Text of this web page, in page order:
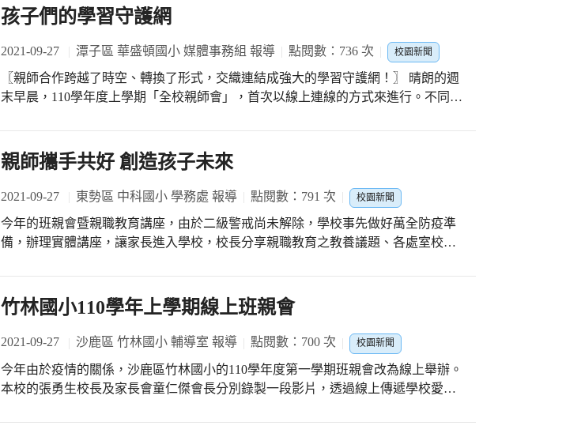
少手碰觸食物、隔板內進食，讓入選班級實作領獎勵，利用果菜園收成的桑葚，製
熱分裝，鮮嚐果漿甜蜜滋味和搭上不一樣的畫龍點睛的脆糙米球有層次又營養的口
感，讓孩子回味無窮! 感謝觀樹、主任老師們協助，班級踴躍的投件，讓校園食農氛
圍濃厚，地景更好更美!
名，指導老師陳子翔 狂賀~本校6年2班曾筱妤同學榮獲臺中市語文競賽初賽--寫字第
三名，指導老師洪英惠、湯琪瑩 狂賀~本校6年4班游涵如同學榮獲臺中市語文競賽
初賽--作文第四名，指導老師張瓊文 狂賀~本校6年5班莊吏程同學榮獲臺中市語文競
賽初賽--閩南語情境式演說第二名，指導老師童惠湘 狂賀~本校6年5班楊紫琳同學榮
獲臺中市語文競賽初賽--閩南語朗讀第二名，指導老師童惠湘 西屯國小榮獲團體獎
第6區第5名，進入複賽的選手們請繼續加油：) #感謝各項比賽指導老師 #感謝競賽
孩子們的學習守護網
2021-09-27 潭子區 華盛頓國小 媒體事務組 報導 點閱數：736 次 校園新聞
〖親師合作跨越了時空、轉換了形式，交織連結成強大的學習守護網！〗 晴朗的週
末早晨，110學年度上學期「全校親師會」，首次以線上連線的方式來進行。不同於
感謝老師們的用心呈現、家長們的線上配合，讓華小引以為傲的親師合作，又創下
了另一個見證歷史、締造奇蹟的重要時刻。
親師攜手共好 創造孩子未來
2021-09-27 東勢區 中科國小 學務處 報導 點閱數：791 次 校園新聞
今年的班親會暨親職教育講座，由於二級警戒尚未解除，學校事先做好萬全防疫準
備，辦理實體講座，讓家長進入學校，校長分享親職教育之教養議題、各處室校務
有效發揮親職教育功能。 這一次邀請扯鈴達人-鄭湧蒼老師到學校進行親職教育講
座，首先他透過精彩動人的扯鈴表演，高超的技巧、精湛的技術、熱情的笑容，讓
整場的親師生鼓掌、歡呼聲連連，也展現他對扯鈴的熱情及自信；再來進行親職教
育講座，分享自己學扯鈴的過程，因為扯鈴表演他得到熱烈的掌聲及回饋，也讓人
看見他的才能與天分，練習扯鈴的過程很辛苦，他一次次、比別人早到、花比別人
更多時間來練習，不斷的堅持，然而機會是留給準備好的人，讓他有展現自信的舞
竹林國小110學年上學期線上班親會
2021-09-27 沙鹿區 竹林國小 輔導室 報導 點閱數：700 次 校園新聞
今年由於疫情的關係，沙鹿區竹林國小的110學年度第一學期班親會改為線上舉辦。
本校的張勇生校長及家長會童仁傑會長分別錄製一段影片，透過線上傳遞學校愛的